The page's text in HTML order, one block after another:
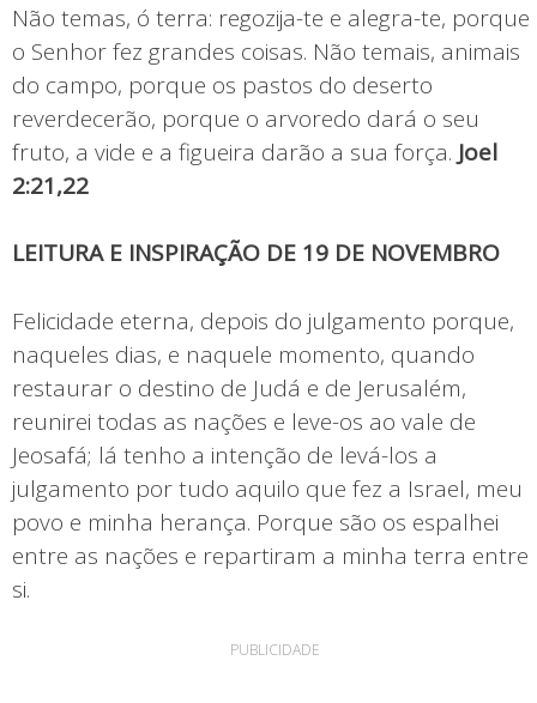
Não temas, ó terra: regozija-te e alegra-te, porque
o Senhor fez grandes coisas. Não temais, animais
do campo, porque os pastos do deserto
reverdecerão, porque o arvoredo dará o seu
fruto, a vide e a figueira darão a sua força. Joel
2:21,22
LEITURA E INSPIRAÇÃO DE 19 DE NOVEMBRO
Felicidade eterna, depois do julgamento porque,
naqueles dias, e naquele momento, quando
restaurar o destino de Judá e de Jerusalém,
reunirei todas as nações e leve-os ao vale de
Jeosafá; lá tenho a intenção de levá-los a
julgamento por tudo aquilo que fez a Israel, meu
povo e minha herança. Porque são os espalhei
entre as nações e repartiram a minha terra entre
si.
PUBLICIDADE